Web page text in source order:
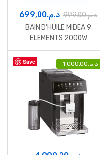
د.م.699,00 د.م.999,00
BAIN D’HUILE MIDEA 9
ELEMENTS 2000W
Save - د.م.1.000,00